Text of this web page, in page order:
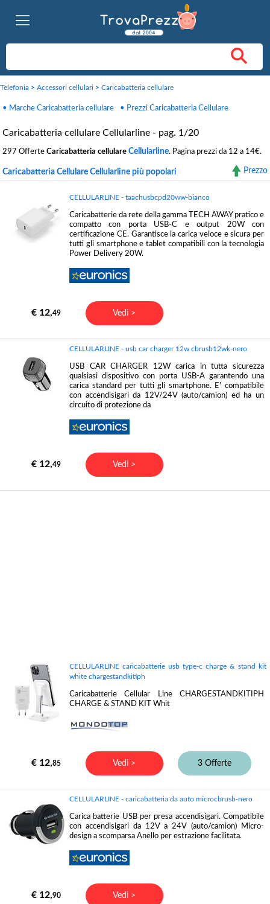
Telefonia > Accessori cellulari > Caricabatteria cellulare
• Marche Caricabatteria cellulare • Prezzi Caricabatteria Cellulare
Caricabatteria cellulare Cellularline - pag. 1/20
297 Offerte Caricabatteria cellulare Cellularline. Pagina prezzi da 12 a 14€.
Caricabatteria Cellulare Cellularline più popolari Prezzo
CELLULARLINE - taachusbcpd20ww-bianco
Caricabatterie da rete della gamma TECH AWAY pratico e
compatto con porta USB-C e output 20W con
certificazione CE. Garantisce la carica veloce e sicura per
tutti gli smartphone e tablet compatibili con la tecnologia
Power Delivery 20W.
€ 12,49 Vedi >
CELLULARLINE - usb car charger 12w cbrusb12wk-nero
USB CAR CHARGER 12W carica in tutta sicurezza
qualsiasi dispositivo con porta USB-A garantendo una
carica standard per tutti gli smartphone. E' compatibile
con accendisigari da 12V/24V (auto/camion) ed ha un
circuito di protezione da
€ 12,49 Vedi >
CELLULARLINE caricabatterie usb type-c charge & stand kit
white chargestandkitiph
Caricabatterie Cellular Line CHARGESTANDKITIPH
CHARGE & STAND KIT Whit
€ 12,85 Vedi > 3 Offerte
CELLULARLINE - caricabatteria da auto microcbrusb-nero
Carica batterie USB per presa accendisigari. Compatibile
con accendisigari da 12V a 24V (auto/camion) Micro-
design a scomparsa Anello per estrazione facilitata.
€ 12,90 Vedi >